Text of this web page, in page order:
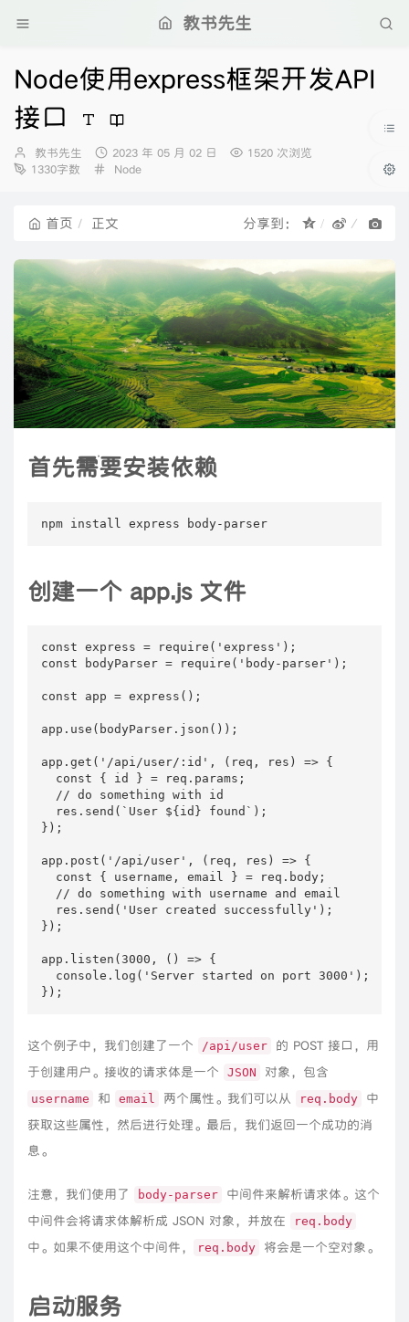
教书先生
Node使用express框架开发API
接口
博
主：
教书先生
发
布
2023 年 05 月 02 日
1520 次浏览
1330字数
分
Node
首页 正文 分享到：
首先需要安装依赖
npm install express body-parser
创建一个 app.js 文件
const express = require('express');
const bodyParser = require('body-parser');
const app = express();
app.use(bodyParser.json());
app.get('/api/user/:id', (req, res) => {
  const { id } = req.params;
  // do something with id
  res.send(`User ${id} found`);
});
app.post('/api/user', (req, res) => {
  const { username, email } = req.body;
  // do something with username and email
  res.send('User created successfully');
});
app.listen(3000, () => {
  console.log('Server started on port 3000');
});
这个例子中，我们创建了一个 /api/user
的 POST 接口，用
于创建用户。接收的请求体是一个
JSON 对象，包含
username 和 email 两个属性。我们可以从 req.body
中
获取这些属性，然后进行处理。最后，我们返回一个成功的消
息。
注意，我们使用了 body-parser
中间件来解析请求体。这个
中间件会将请求体解析成 JSON 对象，并放在
req.body
中。如果不使用这个中间件， req.body 将会是一个空对象。
启动服务